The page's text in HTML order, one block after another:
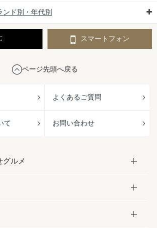
ド別・年代別
スマートフォン
ページ先頭へ戻る
よくあるご質問
て お問い合わせ
グルメ